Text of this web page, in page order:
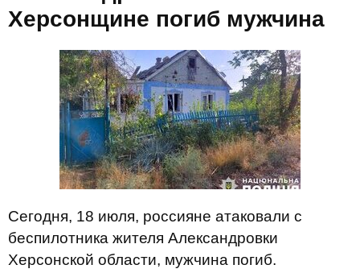
Херсонщине погиб мужчина
Сегодня, 18 июля, россияне атаковали с
беспилотника жителя Александровки
Херсонской области, мужчина погиб.